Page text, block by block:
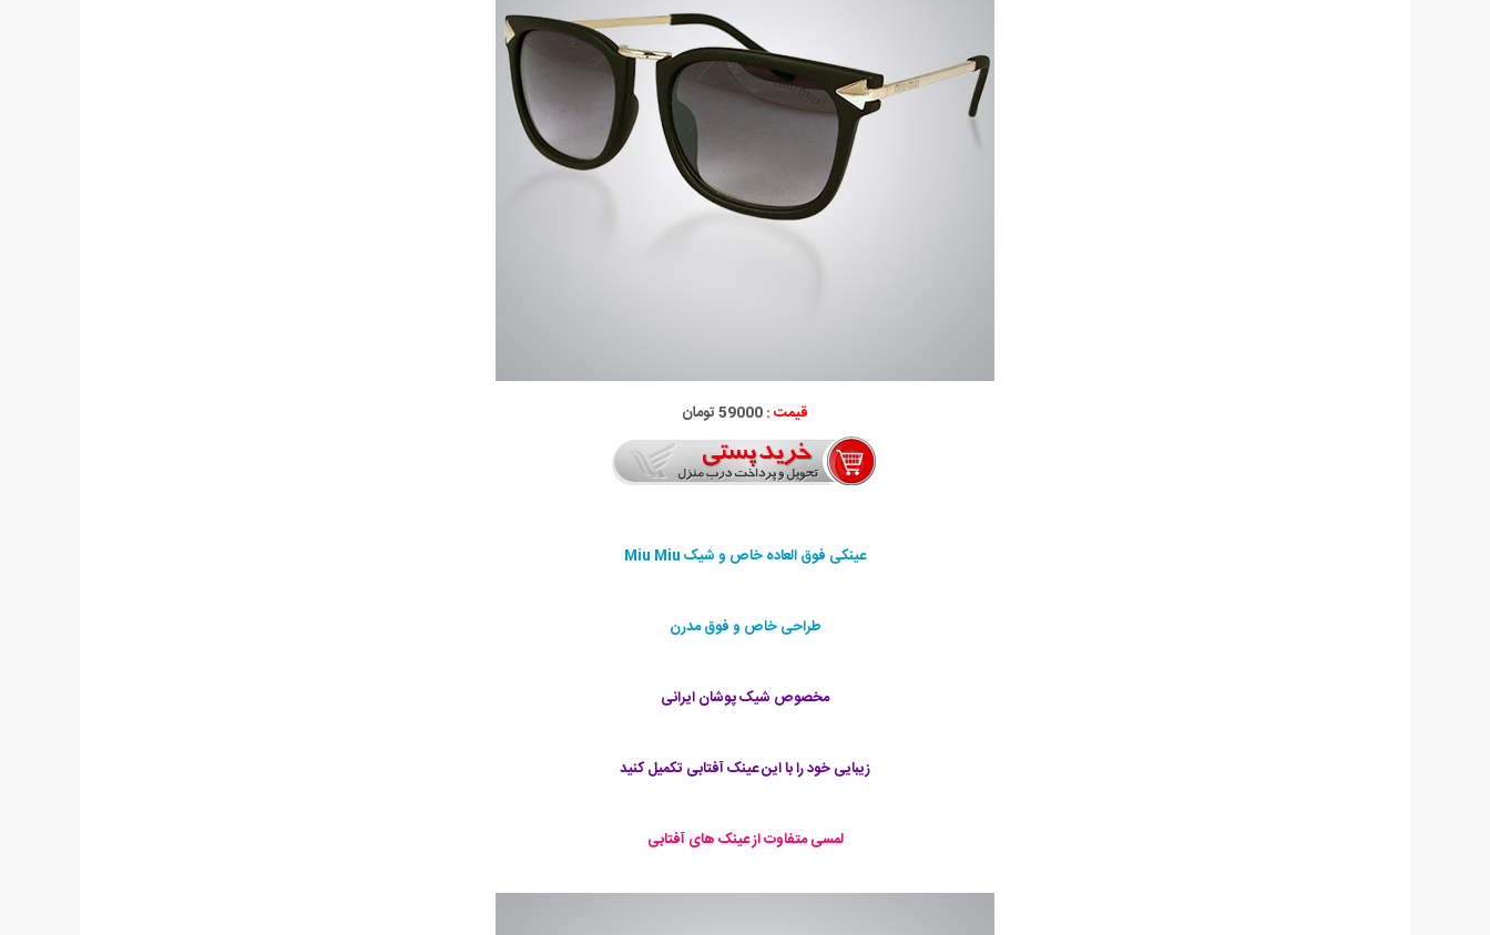
قیمت :59000 تومان
عینکی فوق العاده خاص و شیک Miu Miu
طراحی خاص و فوق مدرن
مخصوص شیک پوشان ایرانی
زیبایی خود را با این عینک آفتابی تکمیل کنید
لمسی متفاوت از عینک های آفتابی